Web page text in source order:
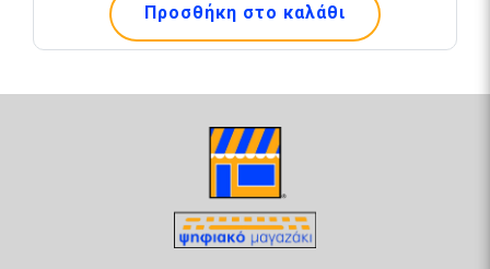
Προσθήκη στο καλάθι